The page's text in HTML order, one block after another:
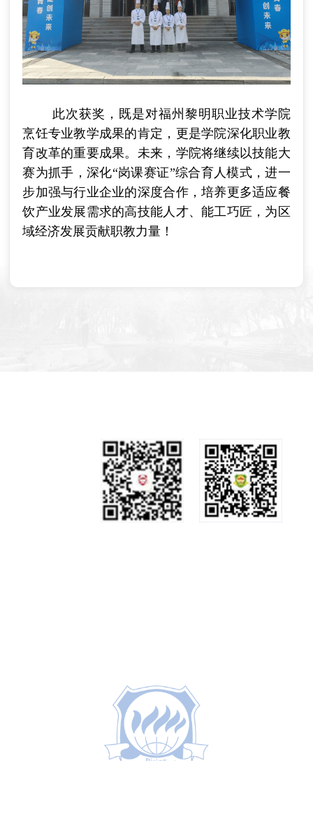
此次获奖，既是对福州黎明职业技术学院
烹饪专业教学成果的肯定，更是学院深化职业教
育改革的重要成果。未来，学院将继续以技能大
赛为抓手，深化“岗课赛证”综合育人模式，进一
步加强与行业企业的深度合作，培养更多适应餐
饮产业发展需求的高技能人才、能工巧匠，为区
域经济发展贡献职教力量！